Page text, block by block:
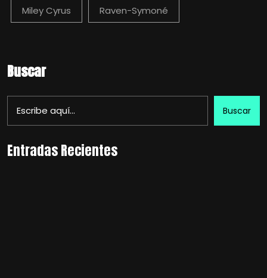
Miley Cyrus Raven-Symoné
Buscar
Buscar
Entradas Recientes